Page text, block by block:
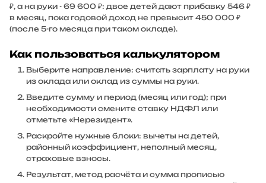
₽, а на руки - 69 600 ₽: двое детей дают прибавку 546 ₽
в месяц, пока годовой доход не превысит 450 000 ₽
(после 5-го месяца при таком окладе).
Как пользоваться калькулятором
Выберите направление: считать зарплату на руки
из оклада или оклад из суммы на руки.
Введите сумму и период (месяц или год); при
необходимости смените ставку НДФЛ или
отметьте «Нерезидент».
Раскройте нужные блоки: вычеты на детей,
районный коэффициент, неполный месяц,
страховые взносы.
Результат, метод расчёта и сумма прописью